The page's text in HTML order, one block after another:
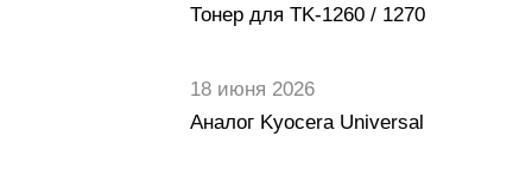
Тонер для TK-1260 / 1270
18 июня 2026
Аналог Kyocera Universal